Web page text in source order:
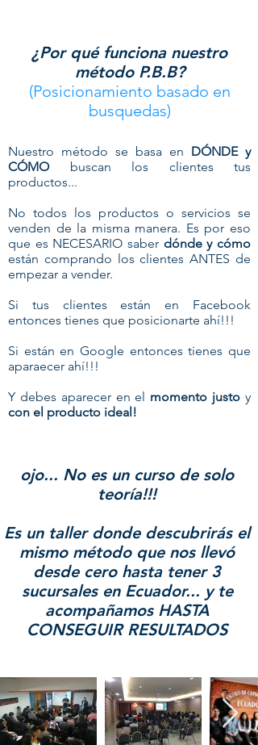
¿Por qué funciona nuestro
método P.B.B?
(Posicionamiento basado en
busquedas)
Nuestro método se basa en DÓNDE y
CÓMObuscan los clientes tus
productos...
No todos los productos o servicios se
venden de la misma manera. Es por eso
que es NECESARIO saber dónde y cómo
están comprando los clientes ANTES de
empezar a vender.
Si tus clientes están en Facebook
entonces tienes que posicionarte ahí!!!
Si están en Google entonces tienes que
aparaecer ahí!!!
Y debes aparecer en el momento justoy
con el producto ideal!
ojo... No es un curso de solo
teoría!!!
Es un taller donde descubrirás el
mismo método que nos llevó
desde cero hasta tener 3
sucursales en Ecuador... y te
acompañamos HASTA
CONSEGUIR RESULTADOS